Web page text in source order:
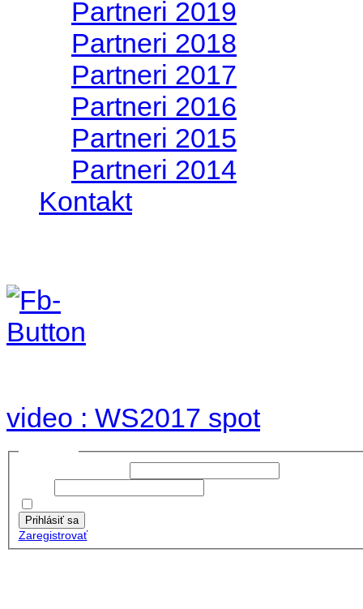
Partneri 2019
Partneri 2018
Partneri 2017
Partneri 2016
Partneri 2015
Partneri 2014
Kontakt
video : WS2017 spot
Prihlásiť sa
Zaregistrovať